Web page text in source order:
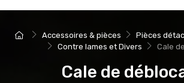
Accessoires & pièces
Pièces
Contre lames et Divers
Cale
Cale de